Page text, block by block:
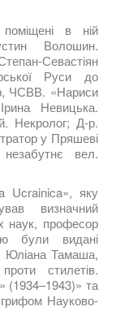
в ній
Волошин.
Севастіян
Руси до
ЧСВВ. «Нариси
Невицька.
Некролог; Д-р.
у Пряшеві
вел.
Ucrainica», яку
визначний
наук, професор
були видані
Юліана Тамаша,
стилетів.
(1934–1943)» та
Науково-